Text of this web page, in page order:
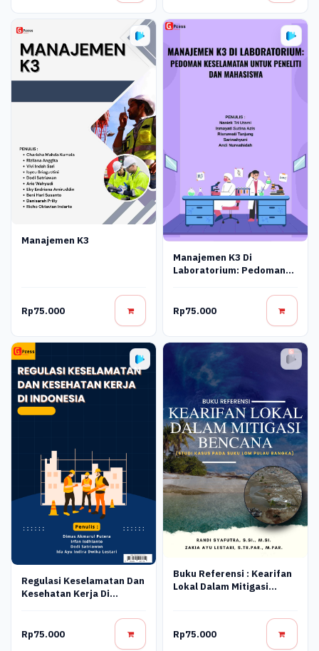
Manajemen K3
Rp75.000
Manajemen K3 Di
Laboratorium: Pedoman
Peneliti Dan Mahasiswa
Rp75.000
Regulasi Keselamatan Dan
Kesehatan Kerja Di
Rp75.000
Buku Referensi : Kearifan
Lokal Dalam Mitigasi
Rp75.000